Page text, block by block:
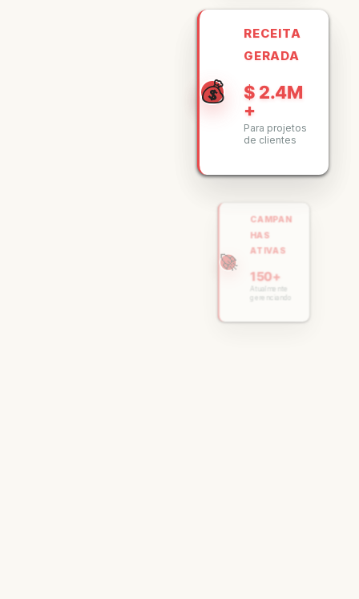
💰
RECEITA
GERADA
$ 2.4M
+
Para projetos
de clientes
🚀
CAMPAN
HAS
ATIVAS
150+
Atualmente
gerenciando